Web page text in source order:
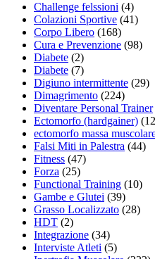
Challenge felssioni (4)
Colazioni Sportive (41)
Corpo Libero (168)
Cura e Prevenzione (98)
Diabete (2)
Diabete (7)
Digiuno intermittente (29)
Dimagrimento (224)
Diventare Personal Trainer
Ectomorfo (hardgainer)
ectomorfo massa
Falsi Miti in Palestra (44)
Fitness (47)
Forza (25)
Functional Training (10)
Gambe e Glutei (39)
Grasso Localizzato (28)
HDT (2)
Integrazione (34)
Interviste Atleti (5)